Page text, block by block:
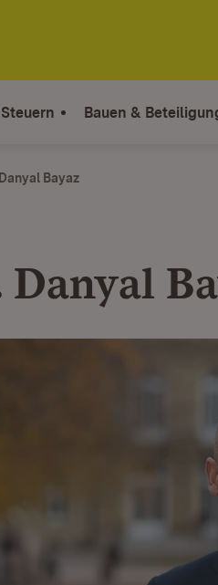
Steuern Bauen &
Bayaz
Danyal